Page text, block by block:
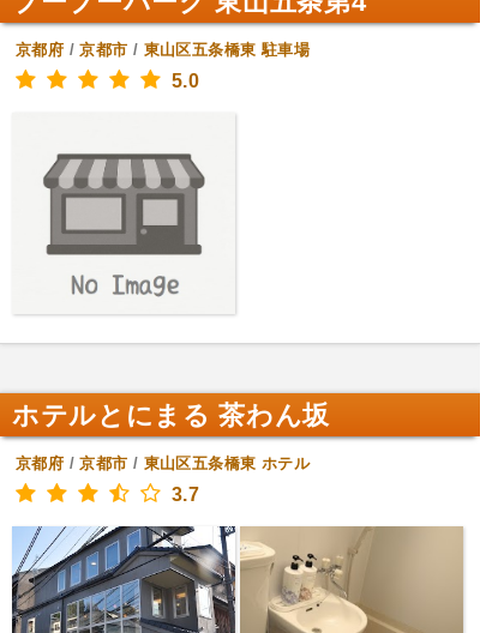
京都府 /京都市 / 東山区五条橋東 駐車場
5.0
ホテルとにまる 茶わん坂
京都府 /京都市 / 東山区五条橋東 ホテル
3.7